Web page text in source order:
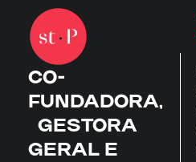
CO-
FUNDADORA,
GESTORA
GERAL E